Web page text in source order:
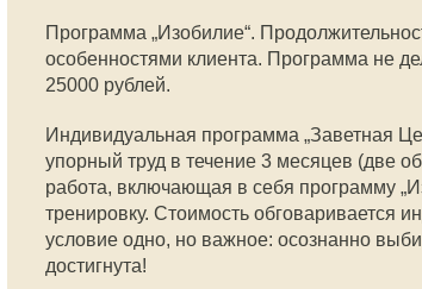
Программа „Изобилие“.
особенностями клиента. Программа не
25000 рублей.
Индивидуальная программа „Заветная
упорный труд в течение 3 месяцев (две
работа, включающая в себя программу
тренировку. Стоимость обговаривается
условие одно, но важное: осознанно
достигнута!